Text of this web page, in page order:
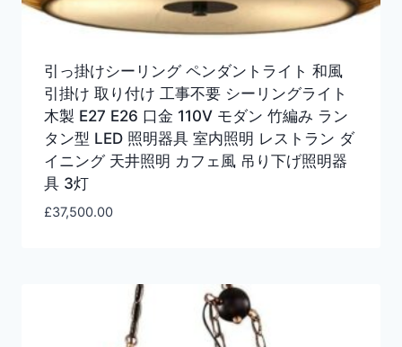
引っ掛けシーリング ペンダントライト 和風
引掛け 取り付け 工事不要 シーリングライト
木製 E27 E26 口金 110V モダン 竹編み ラン
タン型 LED 照明器具 室内照明 レストラン ダ
イニング 天井照明 カフェ風 吊り下げ照明器
具 3灯
£37,500.00